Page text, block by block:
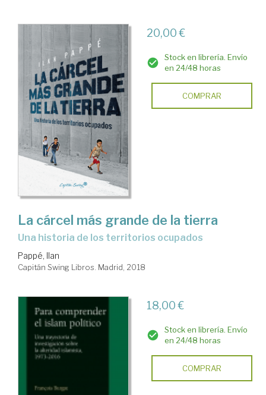
20,00 €
Stock en librería. Envío
en 24/48 horas
COMPRAR
La cárcel más grande de la tierra
una historia de los territorios ocupados
Pappé, Ilan
Capitán Swing Libros. Madrid, 2018
18,00 €
Stock en librería. Envío
en 24/48 horas
COMPRAR